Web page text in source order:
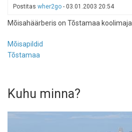
Postitas wher2go - 03.01.2003 20:54
Mõisahäärberis on Tõstamaa koolimaja.
Mõisapildid
Tõstamaa
Kuhu minna?